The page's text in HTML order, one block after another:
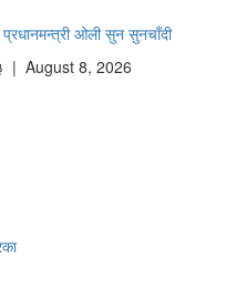
प्रधानमन्त्री ओली सुन सुनचाँदी
| August 8, 2026